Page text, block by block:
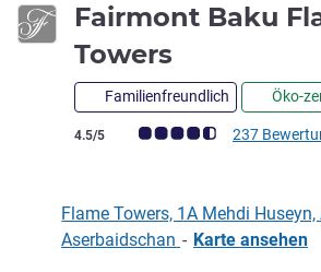
Fairmont Baku
Towers
Familienfreundlich Öko-
Note Kundenmeinungen (Bewertung ALL)
4.5/5 237
Flame Towers, 1A Mehdi Huseyn,
Aserbaidschan - Karte ansehen